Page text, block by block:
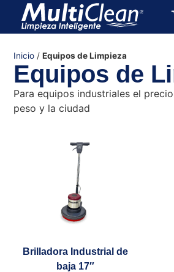
Inicio /Equipos de Limpieza
Equipos de
Para equipos industriales el
peso y la ciudad
Brilladora Industrial de
baja 17″